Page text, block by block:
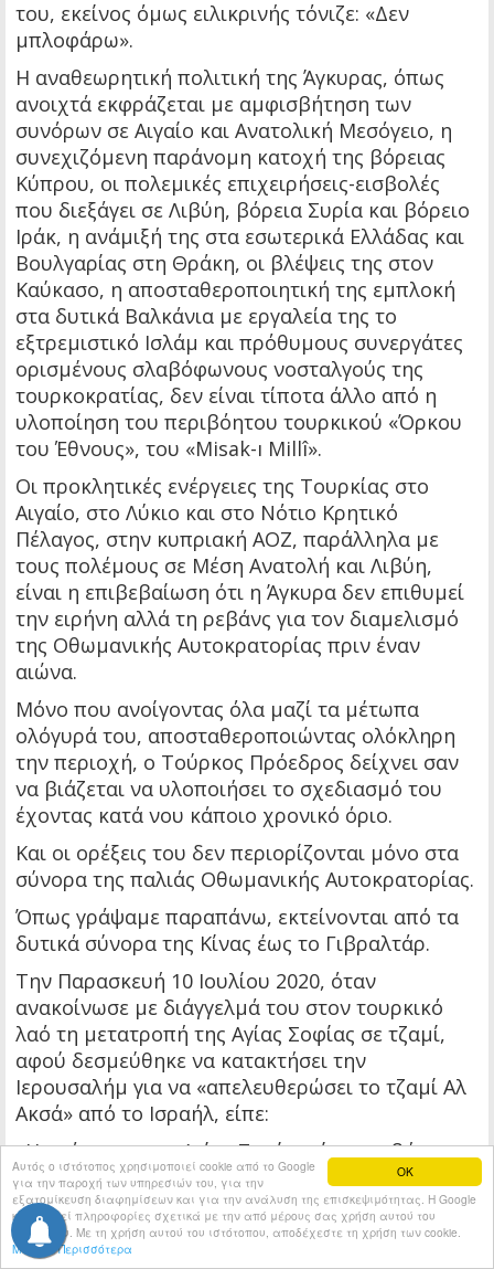
OK
Αυτός ο ιστότοπος χρησιμοποιεί cookie από το Google
για την παροχή των υπηρεσιών του, για την
εξατομίκευση διαφημίσεων και για την ανάλυση της επισκεψιμότητας. Η Google
κοινοποιεί πληροφορίες σχετικά με την από μέρους σας χρήση αυτού του
ιστότοπου. Με τη χρήση αυτού του ιστότοπου, αποδέχεστε τη χρήση των cookie.
Μάθετε Περισσότερα
του, εκείνος όμως ειλικρινής τόνιζε: «Δεν
μπλοφάρω».
Η αναθεωρητική πολιτική της Άγκυρας, όπως
ανοιχτά εκφράζεται με αμφισβήτηση των
συνόρων σε Αιγαίο και Ανατολική Μεσόγειο, η
συνεχιζόμενη παράνομη κατοχή της βόρειας
Κύπρου, οι πολεμικές επιχειρήσεις-εισβολές
που διεξάγει σε Λιβύη, βόρεια Συρία και βόρειο
Ιράκ, η ανάμιξή της στα εσωτερικά Ελλάδας και
Βουλγαρίας στη Θράκη, οι βλέψεις της στον
Καύκασο, η αποσταθεροποιητική της εμπλοκή
στα δυτικά Βαλκάνια με εργαλεία της το
εξτρεμιστικό Ισλάμ και πρόθυμους συνεργάτες
ορισμένους σλαβόφωνους νοσταλγούς της
τουρκοκρατίας, δεν είναι τίποτα άλλο από η
υλοποίηση του περιβόητου τουρκικού «Όρκου
του Έθνους», του «Misak-ı Millî».
Οι προκλητικές ενέργειες της Τουρκίας στο
Αιγαίο, στο Λύκιο και στο Νότιο Κρητικό
Πέλαγος, στην κυπριακή ΑΟΖ, παράλληλα με
τους πολέμους σε Μέση Ανατολή και Λιβύη,
είναι η επιβεβαίωση ότι η Άγκυρα δεν επιθυμεί
την ειρήνη αλλά τη ρεβάνς για τον διαμελισμό
της Οθωμανικής Αυτοκρατορίας πριν έναν
αιώνα.
Μόνο που ανοίγοντας όλα μαζί τα μέτωπα
ολόγυρά του, αποσταθεροποιώντας ολόκληρη
την περιοχή, ο Τούρκος Πρόεδρος δείχνει σαν
να βιάζεται να υλοποιήσει το σχεδιασμό του
έχοντας κατά νου κάποιο χρονικό όριο.
Και οι ορέξεις του δεν περιορίζονται μόνο στα
σύνορα της παλιάς Οθωμανικής Αυτοκρατορίας.
Όπως γράψαμε παραπάνω, εκτείνονται από τα
δυτικά σύνορα της Κίνας έως το Γιβραλτάρ.
Την Παρασκευή 10 Ιουλίου 2020, όταν
ανακοίνωσε με διάγγελμά του στον τουρκικό
λαό τη μετατροπή της Αγίας Σοφίας σε τζαμί,
αφού δεσμεύθηκε να κατακτήσει την
Ιερουσαλήμ για να «απελευθερώσει το τζαμί Αλ
Ακσά» από το Ισραήλ, είπε:
«Η ανάσταση της Αγίας Σοφίας είναι τα βήματα
της βούλησης των Μουσουλμάνων σε ολόκληρο
τον κόσμο…
»Η ανάσταση της Αγίας Σοφίας είναι η αναβίωση